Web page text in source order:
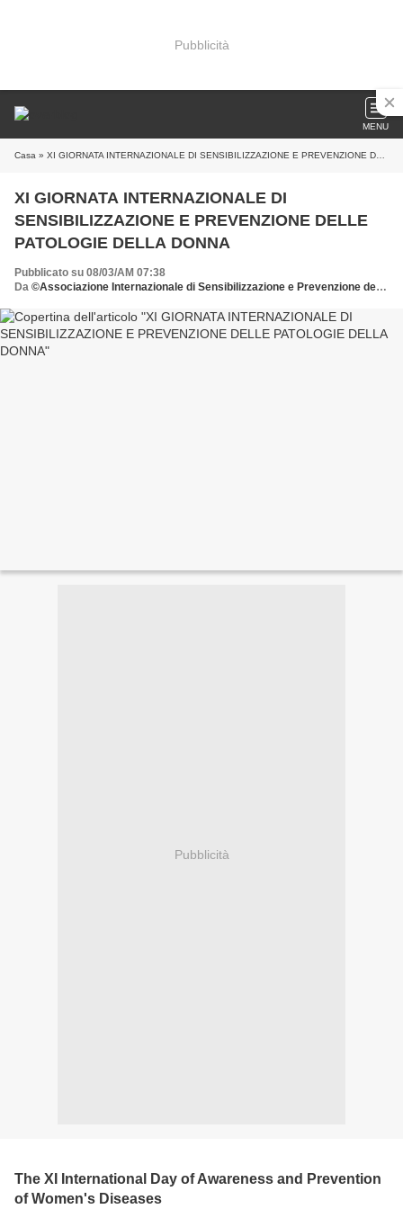
Pubblicità
MENU
Casa » XI GIORNATA INTERNAZIONALE DI SENSIBILIZZAZIONE E PREVENZIONE DELLE PATOLOGIE DELLA DONNA
XI GIORNATA INTERNAZIONALE DI
SENSIBILIZZAZIONE E PREVENZIONE DELLE
PATOLOGIE DELLA DONNA
Pubblicato su 08/03/AM 07:38
Da ©Associazione Internazionale di Sensibilizzazione e Prevenzione delle Patologie della Donna donate all'AISPPD o.n.l.u.s. il 5 x mille scrivete il C.F. 92029900583 nell'apposita sezione della dichiarazione dei redditi e firmate
Pubblicità
The XI International Day of Awareness and Prevention
of Women's Diseases